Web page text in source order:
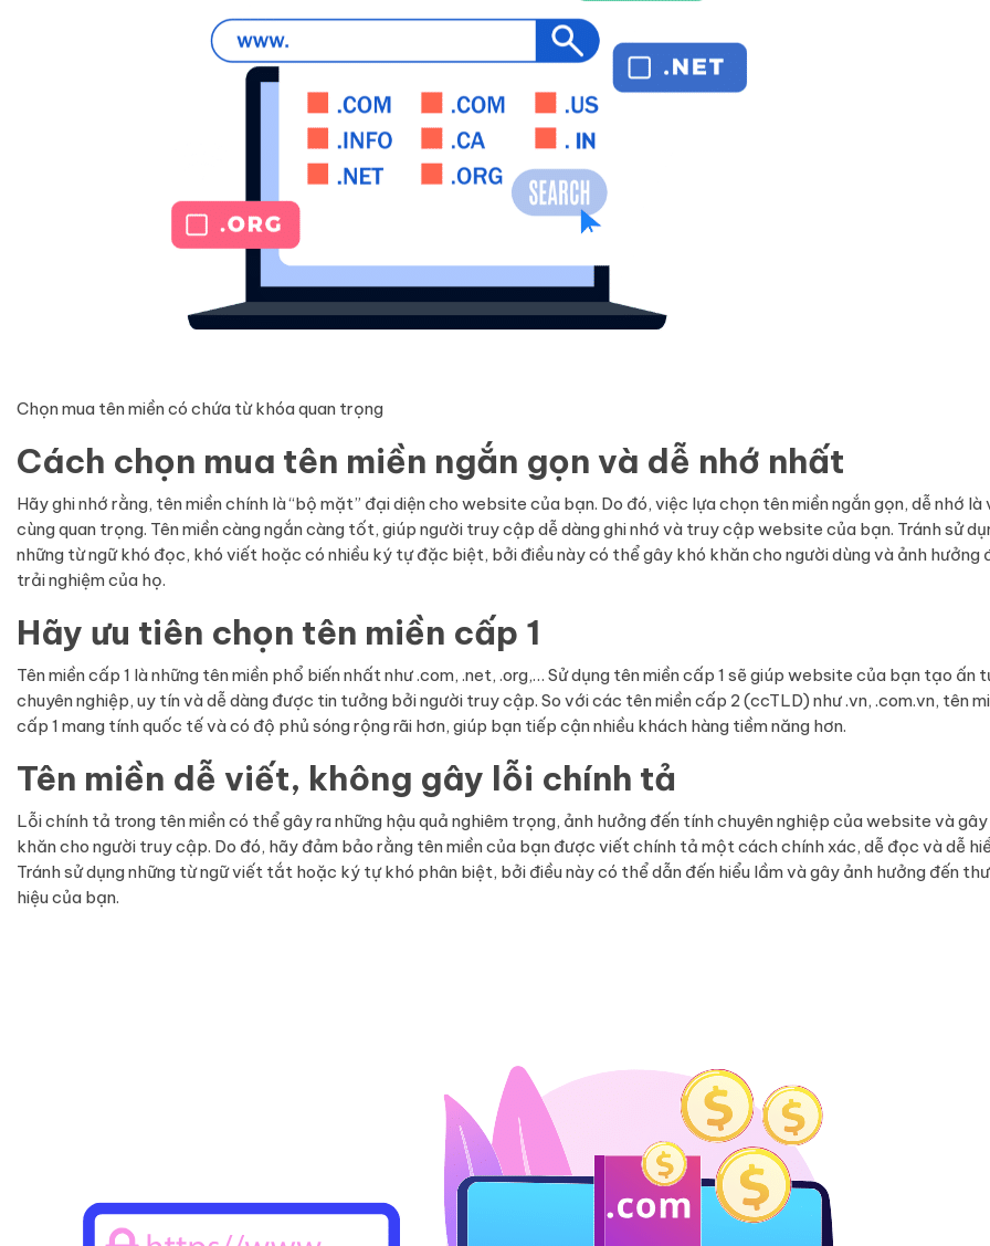
Chọn mua tên miền có chứa từ khóa quan trọng
Cách chọn mua tên miền ngắn gọn và dễ nhớ nhất
Hãy ghi nhớ rằng, tên miền chính là “bộ mặt” đại diện cho website của bạn. Do đó, việc lựa chọn tên miền ngắn gọn, dễ nhớ là
cùng quan trọng. Tên miền càng ngắn càng tốt, giúp người truy cập dễ dàng ghi nhớ và truy cập website của bạn. Tránh sử
những từ ngữ khó đọc, khó viết hoặc có nhiều ký tự đặc biệt, bởi điều này có thể gây khó khăn cho người dùng và ảnh hưởng
trải nghiệm của họ.
Hãy ưu tiên chọn tên miền cấp 1
Tên miền cấp 1 là những tên miền phổ biến nhất như .com, .net, .org,… Sử dụng tên miền cấp 1 sẽ giúp website của bạn tạo ấn
chuyên nghiệp, uy tín và dễ dàng được tin tưởng bởi người truy cập. So với các tên miền cấp 2 (ccTLD) như .vn, .com.vn, tên
cấp 1 mang tính quốc tế và có độ phủ sóng rộng rãi hơn, giúp bạn tiếp cận nhiều khách hàng tiềm năng hơn.
Tên miền dễ viết, không gây lỗi chính tả
Lỗi chính tả trong tên miền có thể gây ra những hậu quả nghiêm trọng, ảnh hưởng đến tính chuyên nghiệp của website và
khăn cho người truy cập. Do đó, hãy đảm bảo rằng tên miền của bạn được viết chính tả một cách chính xác, dễ đọc và dễ
Tránh sử dụng những từ ngữ viết tắt hoặc ký tự khó phân biệt, bởi điều này có thể dẫn đến hiểu lầm và gây ảnh hưởng đến
hiệu của bạn.